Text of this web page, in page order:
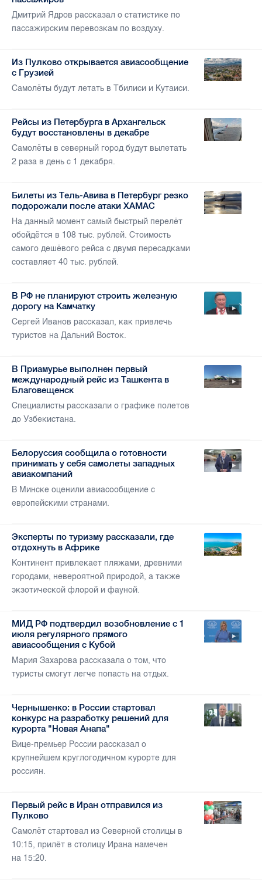
Дмитрий Ядров рассказал о статистике по
пассажирским перевозкам по воздуху.
Из Пулково открывается авиасообщение
с Грузией
Самолёты будут летать в Тбилиси и Кутаиси.
Рейсы из Петербурга в Архангельск
будут восстановлены в декабре
Самолёты в северный город будут вылетать
2 раза в день с 1 декабря.
Билеты из Тель-Авива в Петербург резко
подорожали после атаки ХАМАС
На данный момент самый быстрый перелёт
обойдётся в 108 тыс. рублей. Стоимость
самого дешёвого рейса с двумя пересадками
составляет 40 тыс. рублей.
В РФ не планируют строить железную
дорогу на Камчатку
Сергей Иванов рассказал, как привлечь
туристов на Дальний Восток.
В Приамурье выполнен первый
международный рейс из Ташкента в
Благовещенск
Специалисты рассказали о графике полетов
до Узбекистана.
Белоруссия сообщила о готовности
принимать у себя самолеты западных
авиакомпаний
В Минске оценили авиасообщение с
европейскими странами.
Эксперты по туризму рассказали, где
отдохнуть в Африке
Континент привлекает пляжами, древними
городами, невероятной природой, а также
экзотической флорой и фауной.
МИД РФ подтвердил возобновление с 1
июля регулярного прямого
авиасообщения с Кубой
Мария Захарова рассказала о том, что
туристы смогут легче попасть на отдых.
Чернышенко: в России стартовал
конкурс на разработку решений для
курорта "Новая Анапа"
Вице-премьер России рассказал о
крупнейшем круглогодичном курорте для
россиян.
Первый рейс в Иран отправился из
Пулково
Самолёт стартовал из Северной столицы в
10:15, прилёт в столицу Ирана намечен
на 15:20.